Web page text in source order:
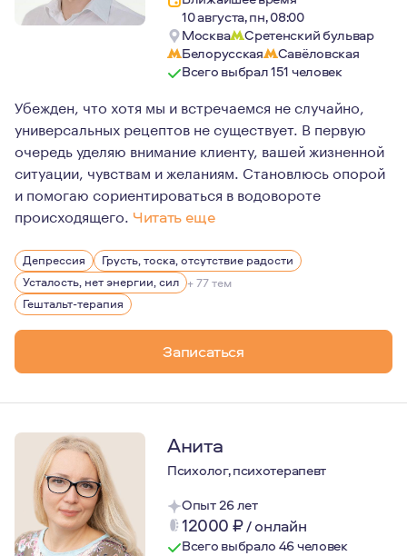
10 августа, пн, 08:00
Москва
Сретенский бульвар
Белорусская
Савёловская
Всего выбрал 151 человек
Убежден, что хотя мы и встречаемся не случайно,
универсальных рецептов не существует. В первую
очередь уделяю внимание клиенту, вашей жизненной
ситуации, чувствам и желаниям. Становлюсь опорой
и помогаю сориентироваться в водовороте
происходящего. Читать еще
Люблю юмор и стендап - сам несколько раз выступал
Увлекаюсь плаванием, интуитивными танцами, тантрой
Обратившись ко мне вы сделаете первый шаг к
От меня можно ожидать внимательного и этичного
Депрессия
Грусть, тоска, отсутствие радости
Усталость, нет энергии, сил + 77 тем
Гештальт-терапия
Записаться
Анита
Психолог, психотерапевт
Опыт 26 лет
12000₽/онлайн
Всего выбрало 46 человек